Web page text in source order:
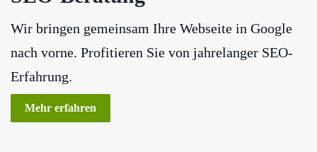
Wir bringen gemeinsam Ihre Webseite in Google
nach vorne. Profitieren Sie von jahrelanger SEO-
Erfahrung.
Mehr erfahren